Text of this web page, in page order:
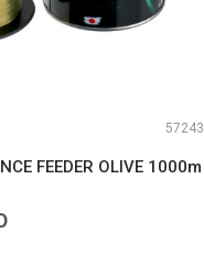
57243
FEEDER OLIVE 1000m